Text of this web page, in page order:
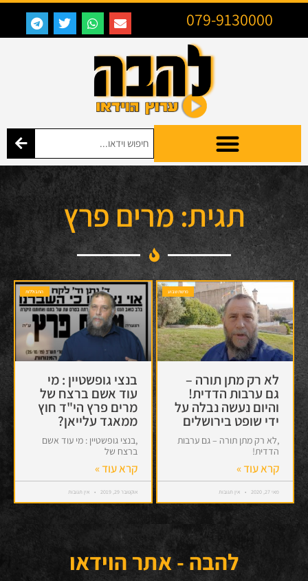
079-9130000
תגית: מרים פרץ
פרשת שבוע
לא רק מתן תורה –
גם ערבות הדדית!
והיום נעשה נבלה על
ידי שופט בירושלים
,לא רק מתן תורה – גם ערבות
הדדית!
קרא עוד »
מאי 27, 2020 אין תגובות
התבוללות
בנצי גופשטיין : מי
עוד אשם ברצח של
מרים פרץ הי"ד חוץ
ממאגד עלייאן?
,בנצי גופשטיין : מי עוד אשם
ברצח של
קרא עוד »
אוקטובר 29, 2019 אין תגובות
להבה - אתר הוידאו